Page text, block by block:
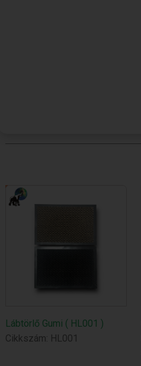
Lábtörlő Gumi ( HL001 )
Cikkszám: HL001